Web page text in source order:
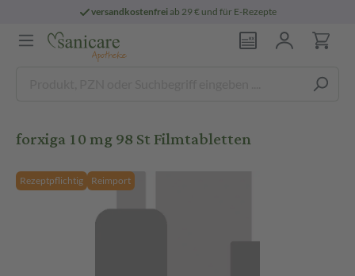
versandkostenfreiab 29 € und für E-Rezepte
forxiga 10 mg 98 St Filmtabletten
Rezeptpflichtig Reimport